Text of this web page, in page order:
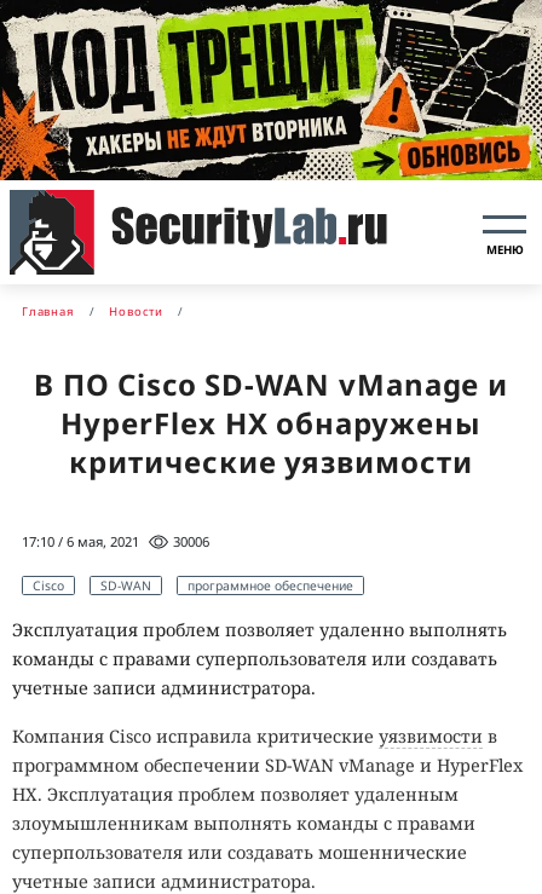
МЕНЮ
Главная Новости
В ПО Cisco SD-WAN vManage и
HyperFlex HX обнаружены
критические уязвимости
17:10 / 6 мая, 2021 30006
Cisco SD-WAN программное обеспечение
Эксплуатация проблем позволяет удаленно выполнять
команды с правами суперпользователя или создавать
учетные записи администратора.
Компания Cisco исправила критические уязвимости в
программном обеспечении SD-WAN vManage и HyperFlex
HX. Эксплуатация проблем позволяет удаленным
злоумышленникам выполнять команды с правами
суперпользователя или создавать мошеннические
учетные записи администратора.